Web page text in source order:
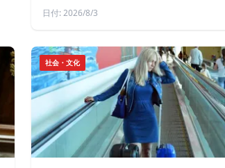
日付: 2026/8/3
社会・文化